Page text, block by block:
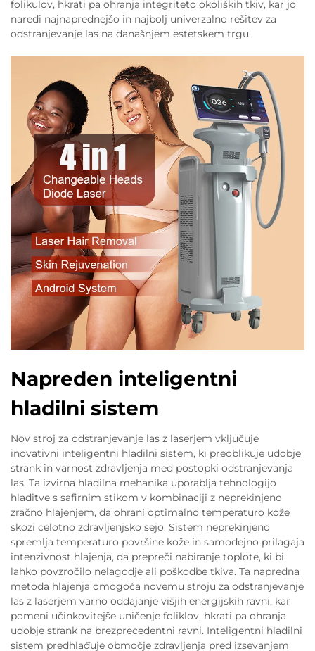
folikulov, hkrati pa ohranja integriteto okoliških tkiv, kar jo
naredi najnaprednejšo in najbolj univerzalno rešitev za
odstranjevanje las na današnjem estetskem trgu.
Napreden inteligentni
hladilni sistem
Nov stroj za odstranjevanje las z laserjem vključuje
inovativni inteligentni hladilni sistem, ki preoblikuje udobje
strank in varnost zdravljenja med postopki odstranjevanja
las. Ta izvirna hladilna mehanika uporablja tehnologijo
hladitve s safirnim stikom v kombinaciji z neprekinjeno
zračno hlajenjem, da ohrani optimalno temperaturo kože
skozi celotno zdravljenjsko sejo. Sistem neprekinjeno
spremlja temperaturo površine kože in samodejno prilagaja
intenzivnost hlajenja, da prepreči nabiranje toplote, ki bi
lahko povzročilo nelagodje ali poškodbe tkiva. Ta napredna
metoda hlajenja omogoča novemu stroju za odstranjevanje
las z laserjem varno oddajanje višjih energijskih ravni, kar
pomeni učinkovitejše uničenje foliklov, hkrati pa ohranja
udobje strank na brezprecedentni ravni. Inteligentni hladilni
sistem predhlađuje območje zdravljenja pred izsevanjem